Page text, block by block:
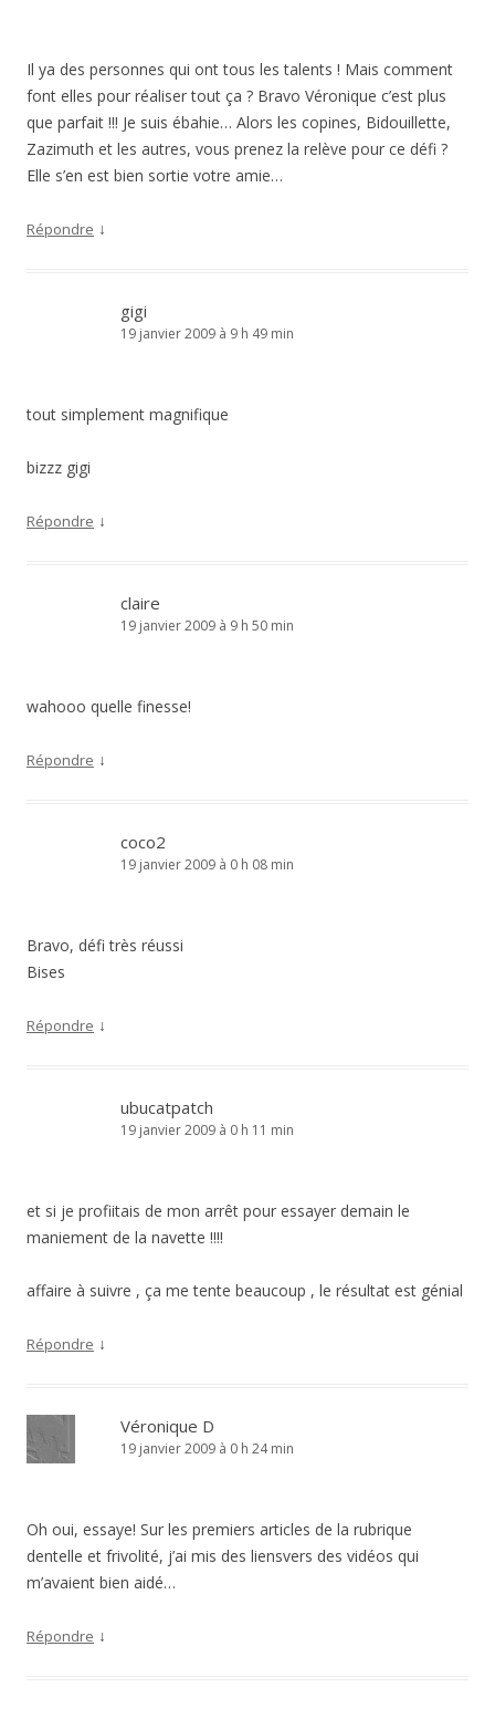
Il ya des personnes qui ont tous les talents ! Mais comment
font elles pour réaliser tout ça ? Bravo Véronique c’est plus
que parfait !!! Je suis ébahie… Alors les copines, Bidouillette,
Zazimuth et les autres, vous prenez la relève pour ce défi ?
Elle s’en est bien sortie votre amie…
Répondre ↓
gigi
19 janvier 2009 à 9 h 49 min
tout simplement magnifique
bizzz gigi
Répondre ↓
claire
19 janvier 2009 à 9 h 50 min
wahooo quelle finesse!
Répondre ↓
coco2
19 janvier 2009 à 0 h 08 min
Bravo, défi très réussi
Bises
Répondre ↓
ubucatpatch
19 janvier 2009 à 0 h 11 min
et si je profiitais de mon arrêt pour essayer demain le
maniement de la navette !!!!
affaire à suivre , ça me tente beaucoup , le résultat est génial
Répondre ↓
Véronique D
19 janvier 2009 à 0 h 24 min
Oh oui, essaye! Sur les premiers articles de la rubrique
dentelle et frivolité, j’ai mis des liensvers des vidéos qui
m’avaient bien aidé…
Répondre ↓